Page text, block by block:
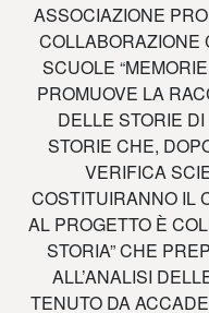
ASSOCIAZIONE
COLLABORAZIONE
SCUOLE
PROMUOVE LA
DELLE STORIE
STORIE CHE,
VERIFICA
COSTITUIRANNO IL
AL PROGETTO È
STORIA” CHE
ALL’ANALISI
TENUTO DA